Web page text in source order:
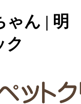
ん | 明
ク